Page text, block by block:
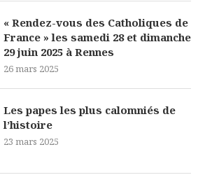
« Rendez-vous des Catholiques de
France » les samedi 28 et dimanche
29 juin 2025 à Rennes
26 mars 2025
Les papes les plus calomniés de
l’histoire
23 mars 2025